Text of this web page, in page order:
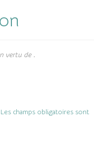
vertu de .
Les champs obligatoires sont